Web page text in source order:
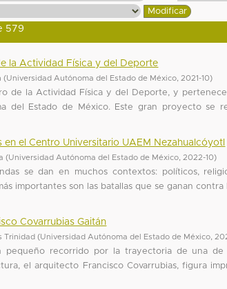
579
la Actividad Física y del Deporte
(Universidad Autónoma del Estado de México 2021-10)
de la Actividad Física y del Deporte, y
del Estado de México. Este gran proyecto se
en el Centro Universitario UAEM Nezahualcóyotl
(Universidad Autónoma del Estado de México 2022-10)
se dan en muchos contextos: políticos,
importantes son las batallas que se ganan
Covarrubias Gaitán
Trinidad (Universidad Autónoma del Estado de México
pequeño recorrido por la trayectoria de una de
el arquitecto Francisco Covarrubias, figura